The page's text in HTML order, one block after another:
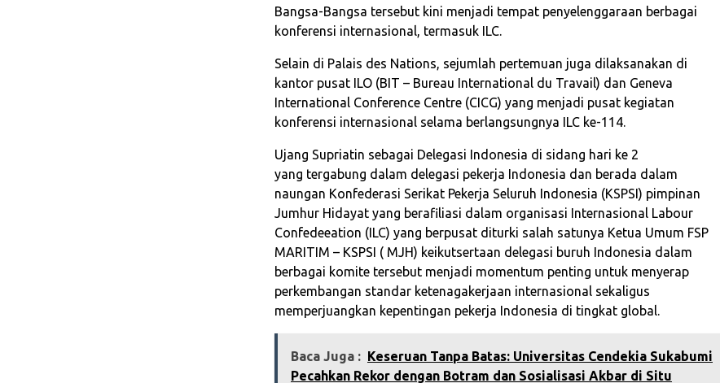
Bangsa-Bangsa tersebut kini menjadi tempat penyelenggaraan berbagai
konferensi internasional, termasuk ILC.
Selain di Palais des Nations, sejumlah pertemuan juga dilaksanakan di
kantor pusat ILO (BIT – Bureau International du Travail) dan Geneva
International Conference Centre (CICG) yang menjadi pusat kegiatan
konferensi internasional selama berlangsungnya ILC ke-114.
Ujang Supriatin sebagai Delegasi Indonesia di sidang hari ke 2
yang tergabung dalam delegasi pekerja Indonesia dan berada dalam
naungan Konfederasi Serikat Pekerja Seluruh Indonesia (KSPSI) pimpinan
Jumhur Hidayat yang berafiliasi dalam organisasi Internasional Labour
Confedeeation (ILC) yang berpusat diturki salah satunya Ketua Umum FSP
MARITIM – KSPSI ( MJH) keikutsertaan delegasi buruh Indonesia dalam
berbagai komite tersebut menjadi momentum penting untuk menyerap
perkembangan standar ketenagakerjaan internasional sekaligus
memperjuangkan kepentingan pekerja Indonesia di tingkat global.
Baca Juga : Keseruan Tanpa Batas: Universitas Cendekia Sukabumi
Pecahkan Rekor dengan Botram dan Sosialisasi Akbar di Situ